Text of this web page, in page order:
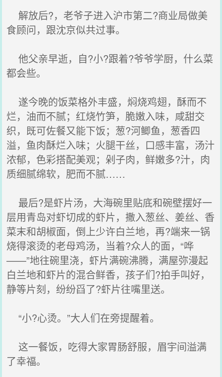
解放后?，老爷子进入沪市第二?商业局做美
食顾问，跟沈京似共过事。
他父亲早逝，自?小?跟着?爷爷学厨，什么菜
都会些。
遂今晚的饭菜格外丰盛，焖烧鸡翅，酥而不
烂，油而不腻；红烧竹笋，脆嫩入味，咸甜交
织，既可佐餐又能下饭；葱?河鲫鱼，葱香四
溢，鱼肉酥烂入味；火腿干丝，口感丰富，汤汁
浓郁，色彩搭配美观；剁子肉，鲜嫩多?汁，肉
质细腻绵软，肥而不腻……
最后?是虾片汤，大海碗里贴底和碗壁摆好一
层用青岛对虾切成的虾片，撒入葱丝、姜丝、香
菜末和胡椒面，倒上少许白兰地，再?端来一锅
烧得滚烫的老母鸡汤，当着?众人的面，“哗
——”地往碗里浇，虾片满碗沸腾，满屋弥漫起
白兰地和虾片的混合鲜香，孩子们?拍手叫好，
静等片刻，纷纷舀了?虾片往嘴里送。
“小?心烫。”大人们在旁提醒着。
这一餐饭，吃得大家胃肠舒服，眉宇间溢满
了幸福。